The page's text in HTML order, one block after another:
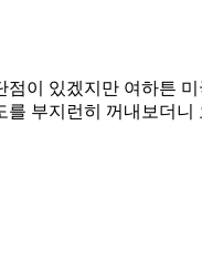
이 있겠지만 여하튼
를 부지런히 꺼내보더